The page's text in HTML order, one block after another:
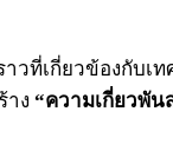
วที่เกี่ยวข้องกับเ
าง “ความเกี่ยวพัน